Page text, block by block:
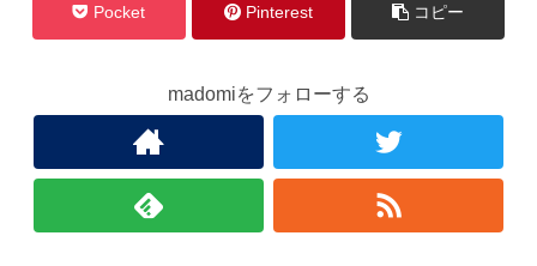
Pocket Pinterest コピー
madomiをフォローする